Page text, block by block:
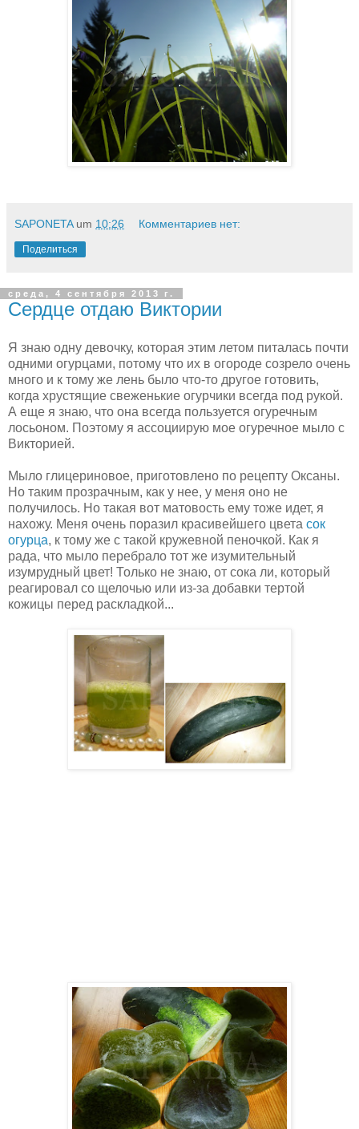
SAPONETA um 10:26 Комментариев нет:
Поделиться
среда, 4 сентября 2013 г.
Сердце отдаю Виктории
Я знаю одну девочку, которая этим летом питалась почти
одними огурцами, потому что их в огороде созрело очень
много и к тому же лень было что-то другое готовить,
когда хрустящие свеженькие огурчики всегда под рукой.
А еще я знаю, что она всегда пользуется огуречным
лосьоном. Поэтому я ассоциирую мое огуречное мыло с
Викторией.
Мыло глицериновое, приготовлено по рецепту Оксаны.
Но таким прозрачным, как у нее, у меня оно не
получилось. Но такая вот матовость ему тоже идет, я
нахожу. Меня очень поразил красивейшего цвета сок
огурца, к тому же с такой кружевной пеночкой. Как я
рада, что мыло перебрало тот же изумительный
изумрудный цвет! Только не знаю, от сока ли, который
реагировал со щелочью или из-за добавки тертой
кожицы перед раскладкой...